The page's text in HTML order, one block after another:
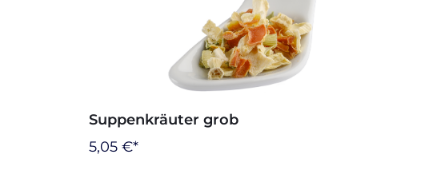
Suppenkräuter grob
5,05 €*